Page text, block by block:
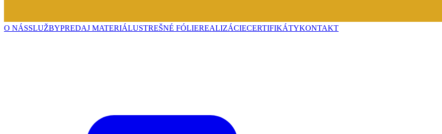
O NÁSSLUŽBYPREDAJ MATERIÁLUSTREŠNÉ FÓLIEREALIZÁCIECERTIFIKÁTYKONTAKT